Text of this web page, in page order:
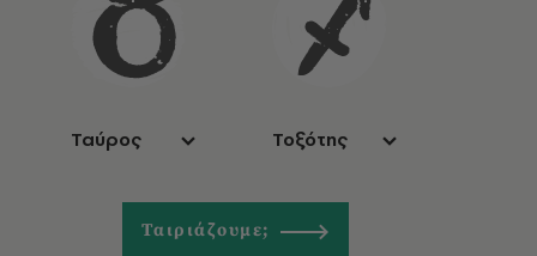
Ταύρος Τοξότης
Ταιριάζουμε;